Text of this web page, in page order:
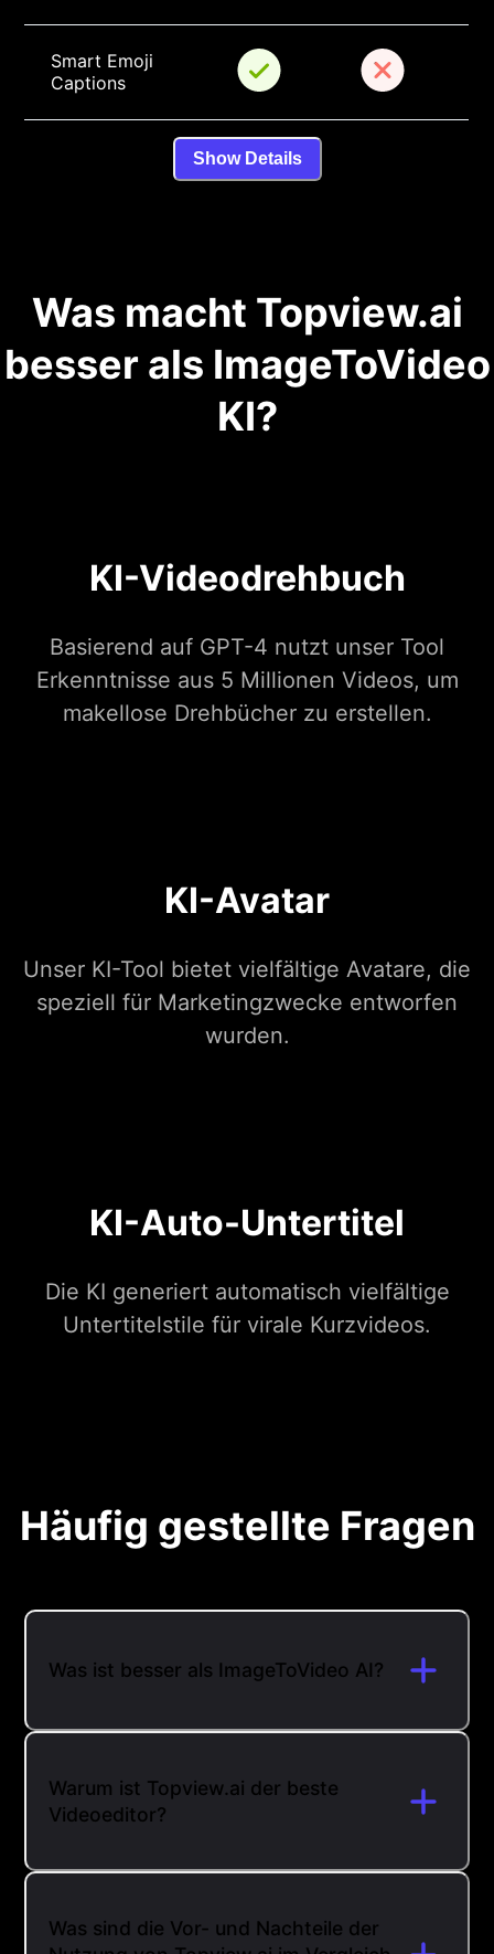
Smart Emoji
Captions
Show Details
Was macht Topview.ai
besser als ImageToVideo
KI?
KI-Videodrehbuch
Basierend auf GPT-4 nutzt unser Tool
Erkenntnisse aus 5 Millionen Videos, um
makellose Drehbücher zu erstellen.
KI-Avatar
Unser KI-Tool bietet vielfältige Avatare, die
speziell für Marketingzwecke entworfen
wurden.
KI-Auto-Untertitel
Die KI generiert automatisch vielfältige
Untertitelstile für virale Kurzvideos.
Häufig gestellte Fragen
Was ist besser als ImageToVideo AI?
Warum ist Topview.ai der beste
Videoeditor?
Was sind die Vor- und Nachteile der